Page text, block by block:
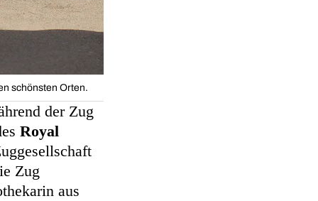
schönsten Orten.
der Zug
Royal
Zug
aus